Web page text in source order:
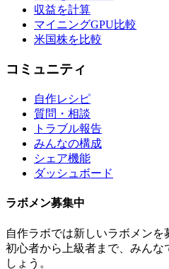
収益を計算
マイニングGPU比較
米国株を比較
コミュニティ
自作レシピ
質問・相談
トラブル報告
みんなの構成
シェア機能
ダッシュボード
ラボメン募集中
自作ラボでは新しいラボメンを
初心者から上級者まで、みんな
しょう。